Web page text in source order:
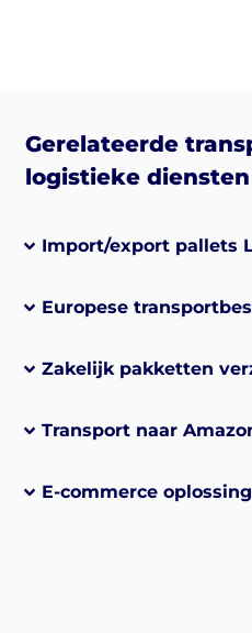
Gerelateerde
logistieke diensten
Import/export pallets
Europese
Zakelijk pakketten
Transport naar
E-commerce